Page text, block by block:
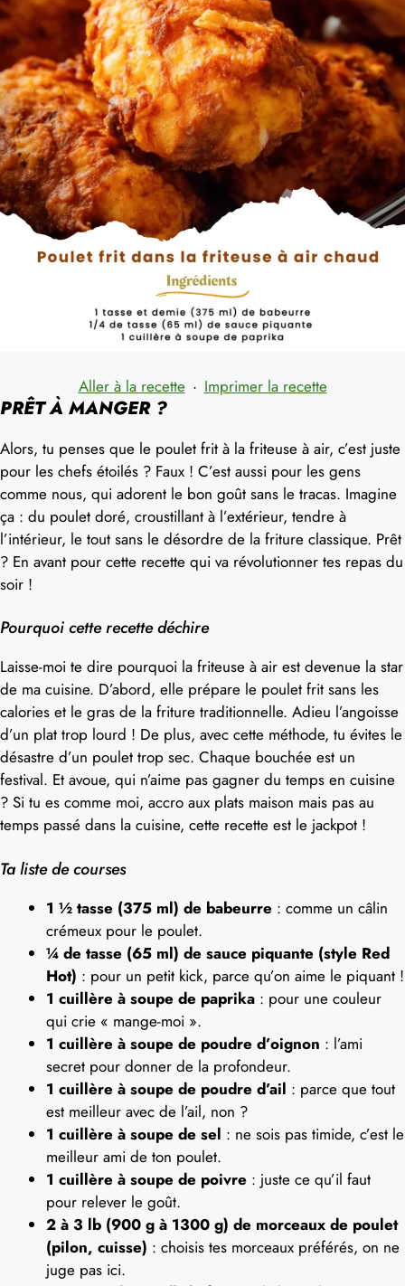
Aller à la recette · Imprimer la recette
PRÊT À MANGER ?
Alors, tu penses que le poulet frit à la friteuse à air, c’est juste
pour les chefs étoilés ? Faux ! C’est aussi pour les gens
comme nous, qui adorent le bon goût sans le tracas. Imagine
ça : du poulet doré, croustillant à l’extérieur, tendre à
l’intérieur, le tout sans le désordre de la friture classique. Prêt
? En avant pour cette recette qui va révolutionner tes repas du
soir !
Pourquoi cette recette déchire
Laisse-moi te dire pourquoi la friteuse à air est devenue la star
de ma cuisine. D’abord, elle prépare le poulet frit sans les
calories et le gras de la friture traditionnelle. Adieu l’angoisse
d’un plat trop lourd ! De plus, avec cette méthode, tu évites le
désastre d’un poulet trop sec. Chaque bouchée est un
festival. Et avoue, qui n’aime pas gagner du temps en cuisine
? Si tu es comme moi, accro aux plats maison mais pas au
temps passé dans la cuisine, cette recette est le jackpot !
Ta liste de courses
1 ½ tasse (375 ml) de babeurre : comme un câlin
crémeux pour le poulet.
¼ de tasse (65 ml) de sauce piquante (style Red
Hot) : pour un petit kick, parce qu’on aime le piquant !
1 cuillère à soupe de paprika : pour une couleur
qui crie « mange-moi ».
1 cuillère à soupe de poudre d’oignon : l’ami
secret pour donner de la profondeur.
1 cuillère à soupe de poudre d’ail : parce que tout
est meilleur avec de l’ail, non ?
1 cuillère à soupe de sel : ne sois pas timide, c’est le
meilleur ami de ton poulet.
1 cuillère à soupe de poivre : juste ce qu’il faut
pour relever le goût.
2 à 3 lb (900 g à 1300 g) de morceaux de poulet
(pilon, cuisse) : choisis tes morceaux préférés, on ne
juge pas ici.